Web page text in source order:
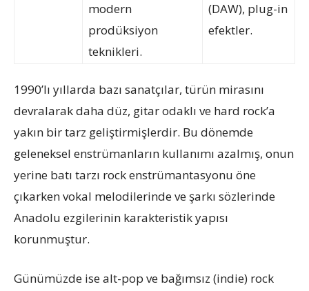
modern
prodüksiyon
teknikleri.
(DAW), plug-in
efektler.
1990’lı yıllarda bazı sanatçılar, türün mirasını
devralarak daha düz, gitar odaklı ve hard rock’a
yakın bir tarz geliştirmişlerdir. Bu dönemde
geleneksel enstrümanların kullanımı azalmış, onun
yerine batı tarzı rock enstrümantasyonu öne
çıkarken vokal melodilerinde ve şarkı sözlerinde
Anadolu ezgilerinin karakteristik yapısı
korunmuştur.
Günümüzde ise alt-pop ve bağımsız (indie) rock